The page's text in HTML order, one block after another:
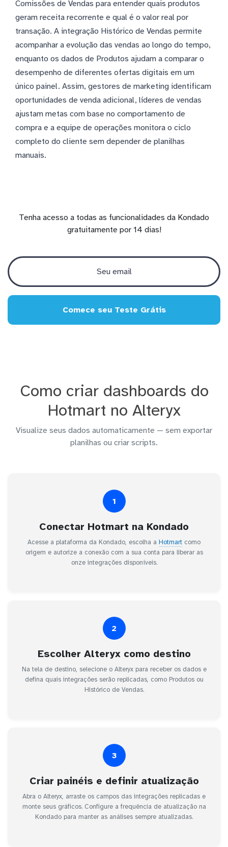
Comissões de Vendas para entender quais produtos
geram receita recorrente e qual é o valor real por
transação. A integração Histórico de Vendas permite
acompanhar a evolução das vendas ao longo do tempo,
enquanto os dados de Produtos ajudam a comparar o
desempenho de diferentes ofertas digitais em um
único painel. Assim, gestores de marketing identificam
oportunidades de venda adicional, líderes de vendas
ajustam metas com base no comportamento de
compra e a equipe de operações monitora o ciclo
completo do cliente sem depender de planilhas
manuais.
Tenha acesso a todas as funcionalidades da Kondado
gratuitamente por 14 dias!
Comece seu Teste Grátis
Como criar dashboards do
Hotmart no Alteryx
Visualize seus dados automaticamente — sem exportar
planilhas ou criar scripts.
1
Conectar Hotmart na Kondado
Acesse a plataforma da Kondado, escolha a Hotmart como
origem e autorize a conexão com a sua conta para liberar as
onze integrações disponíveis.
2
Escolher Alteryx como destino
Na tela de destino, selecione o Alteryx para receber os dados e
defina quais integrações serão replicadas, como Produtos ou
Histórico de Vendas.
3
Criar painéis e definir atualização
Abra o Alteryx, arraste os campos das integrações replicadas e
monte seus gráficos. Configure a frequência de atualização na
Kondado para manter as análises sempre atualizadas.